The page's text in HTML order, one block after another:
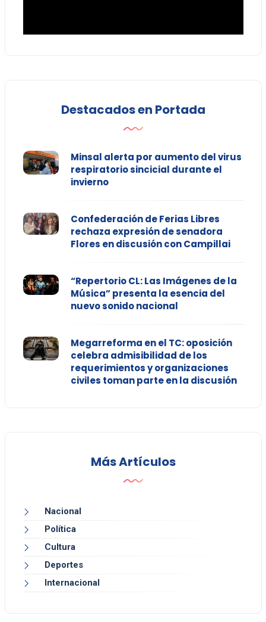
Destacados en Portada
Minsal alerta por aumento del virus
respiratorio sincicial durante el
invierno
Confederación de Ferias Libres
rechaza expresión de senadora
Flores en discusión con Campillai
“Repertorio CL: Las Imágenes de la
Música” presenta la esencia del
nuevo sonido nacional
Megarreforma en el TC: oposición
celebra admisibilidad de los
requerimientos y organizaciones
civiles toman parte en la discusión
Más Artículos
Nacional
Política
Cultura
Deportes
Internacional